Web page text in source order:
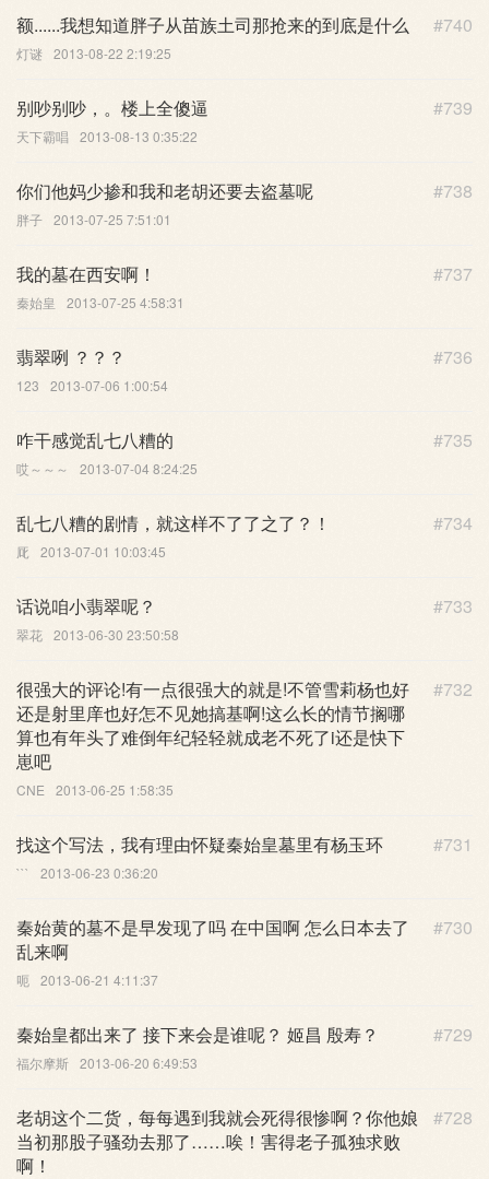
#740
额......我想知道胖子从苗族土司那抢来的到底是什么
灯谜 2013-08-22 2:19:25
#739
别吵别吵，。楼上全傻逼
天下霸唱 2013-08-13 0:35:22
#738
你们他妈少掺和我和老胡还要去盗墓呢
胖子 2013-07-25 7:51:01
#737
我的墓在西安啊！
秦始皇 2013-07-25 4:58:31
#736
翡翠咧 ？？？
123 2013-07-06 1:00:54
#735
咋干感觉乱七八糟的
哎～～～ 2013-07-04 8:24:25
#734
乱七八糟的剧情，就这样不了了之了？！
厑 2013-07-01 10:03:45
#733
话说咱小翡翠呢？
翠花 2013-06-30 23:50:58
#732
很强大的评论!有一点很强大的就是!不管雪莉杨也好
还是射里庠也好怎不见她搞基啊!这么长的情节搁哪
算也有年头了难倒年纪轻轻就成老不死了i还是快下
崽吧
CNE 2013-06-25 1:58:35
#731
找这个写法，我有理由怀疑秦始皇墓里有杨玉环
``` 2013-06-23 0:36:20
#730
秦始黄的墓不是早发现了吗 在中国啊 怎么日本去了
乱来啊
呃 2013-06-21 4:11:37
#729
秦始皇都出来了 接下来会是谁呢？ 姬昌 殷寿？
福尔摩斯 2013-06-20 6:49:53
#728
老胡这个二货，每每遇到我就会死得很惨啊？你他娘
当初那股子骚劲去那了……唉！害得老子孤独求败
啊！